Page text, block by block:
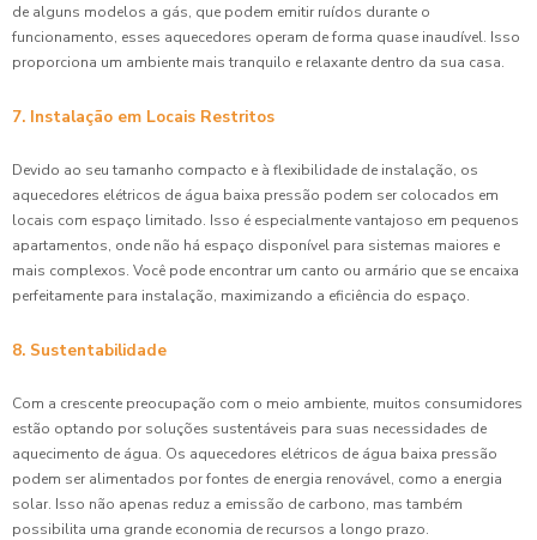
de alguns modelos a gás, que podem emitir ruídos durante o
funcionamento, esses aquecedores operam de forma quase inaudível. Isso
proporciona um ambiente mais tranquilo e relaxante dentro da sua casa.
7. Instalação em Locais Restritos
Devido ao seu tamanho compacto e à flexibilidade de instalação, os
aquecedores elétricos de água baixa pressão podem ser colocados em
locais com espaço limitado. Isso é especialmente vantajoso em pequenos
apartamentos, onde não há espaço disponível para sistemas maiores e
mais complexos. Você pode encontrar um canto ou armário que se encaixa
perfeitamente para instalação, maximizando a eficiência do espaço.
8. Sustentabilidade
Com a crescente preocupação com o meio ambiente, muitos consumidores
estão optando por soluções sustentáveis para suas necessidades de
aquecimento de água. Os aquecedores elétricos de água baixa pressão
podem ser alimentados por fontes de energia renovável, como a energia
solar. Isso não apenas reduz a emissão de carbono, mas também
possibilita uma grande economia de recursos a longo prazo.